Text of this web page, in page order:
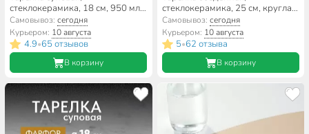
стеклокерамика, 18 см, 950 мл,
круглая, Бэль, Daniks, LPKW-70
Самовывоз:сегодня
Курьером: 10 августа
4.9•65 отзывов
В корзину
стеклокерамика, 25 см, круглая,
Precious, Luminarc, Q1900
Самовывоз: сегодня
Курьером: 10 августа
5•62 отзыва
В корзину